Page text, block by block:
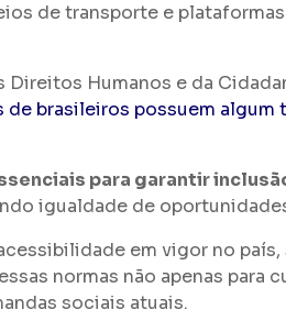
de transporte e
Humanos e da
de brasileiros possuem
para garantir
igualdade de
em vigor no
normas não apenas para
sociais atuais.